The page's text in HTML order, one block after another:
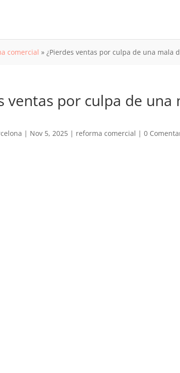
comercial » ¿Pierdes ventas por culpa de una mala
ventas por culpa de
| Nov 5, 2025 | reforma comercial |0